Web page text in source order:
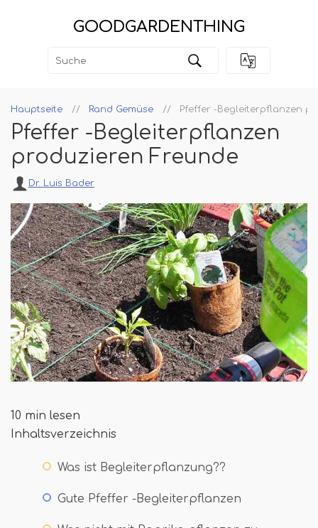
GOODGARDENTHING
Hauptseite Rand Gemüse Pfeffer -Begleiterpflanzen
Pfeffer -Begleiterpflanzen
produzieren Freunde
Dr. Luis Bader
10 min lesen
Inhaltsverzeichnis
Was ist Begleiterpflanzung??
Gute Pfeffer -Begleiterpflanzen